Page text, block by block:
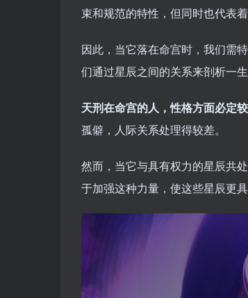
束和规范的特性，但同时也代表着
因此，当它落在命宫时，我们需
们通过星辰之间的关系来剖析一
天刑在命宫的人，性格方面必定较
孤僻，人际关系处理得较差。
然而，当它与具有权力的星辰共
于加强这种力量，使这些星辰更